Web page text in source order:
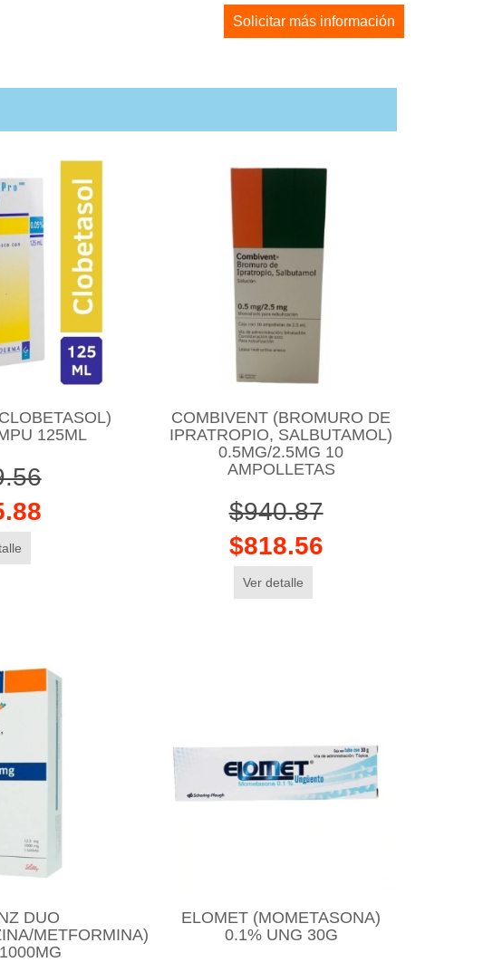
Solicitar más información
125ML
COMBIVENT (BROMURO DE
IPRATROPIO, SALBUTAMOL)
0.5MG/2.5MG 10
AMPOLLETAS
$940.87
$818.56
Ver detalle
DUO
METFORMINA)
ELOMET (MOMETASONA)
0.1% UNG 30G